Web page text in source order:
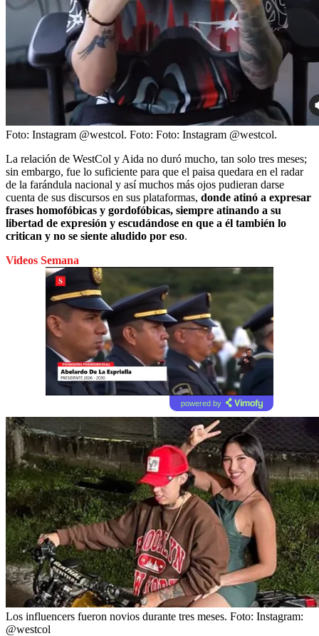
Foto: Instagram @westcol. Foto: Foto: Instagram @westcol.
La relación de WestCol y Aida no duró mucho, tan solo tres meses;
sin embargo, fue lo suficiente para que el paisa quedara en el radar
de la farándula nacional y así muchos más ojos pudieran darse
cuenta de sus discursos en sus plataformas, donde atinó a expresar
frases homofóbicas y gordofóbicas, siempre atinando a su
libertad de expresión y escudándose en que a él también lo
critican y no se siente aludido por eso.
Videos Semana
powered by
Los influencers fueron novios durante tres meses. Foto: Instagram:
@westcol